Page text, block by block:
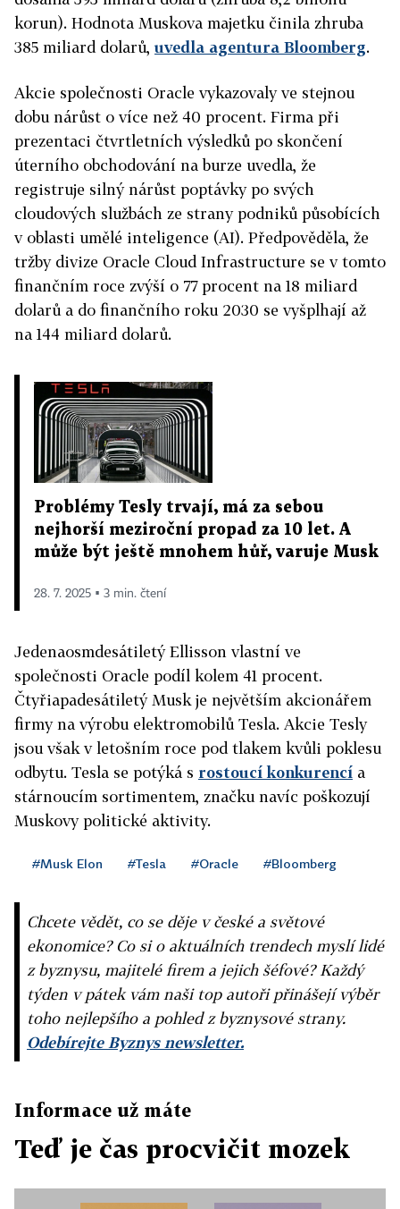
korun). Hodnota Muskova majetku činila zhruba
385 miliard dolarů,uvedla agentura Bloomberg.
Akcie společnosti Oracle vykazovaly ve stejnou
dobu nárůst o více než 40 procent. Firma při
prezentaci čtvrtletních výsledků po skončení
úterního obchodování na burze uvedla, že
registruje silný nárůst poptávky po svých
cloudových službách ze strany podniků působících
v oblasti umělé inteligence (AI). Předpověděla, že
tržby divize Oracle Cloud Infrastructure se v tomto
finančním roce zvýší o 77 procent na 18 miliard
dolarů a do finančního roku 2030 se vyšplhají až
na 144 miliard dolarů.
Problémy Tesly trvají, má za sebou
nejhorší meziroční propad za 10 let. A
může být ještě mnohem hůř, varuje Musk
28. 7. 2025 ▪ 3 min. čtení
Jedenaosmdesátiletý Ellisson vlastní ve
společnosti Oracle podíl kolem 41 procent.
Čtyřiapadesátiletý Musk je největším akcionářem
firmy na výrobu elektromobilů Tesla. Akcie Tesly
jsou však v letošním roce pod tlakem kvůli poklesu
odbytu. Tesla se potýká s rostoucí konkurencí a
stárnoucím sortimentem, značku navíc poškozují
Muskovy politické aktivity.
#Musk Elon #Tesla #Oracle #Bloomberg
Chcete vědět, co se děje v české a světové
ekonomice? Co si o aktuálních trendech myslí lidé
z byznysu, majitelé firem a jejich šéfové? Každý
týden v pátek vám naši top autoři přinášejí výběr
toho nejlepšího a pohled z byznysové strany.
Odebírejte Byznys newsletter.
Informace už máte
Teď je čas procvičit mozek